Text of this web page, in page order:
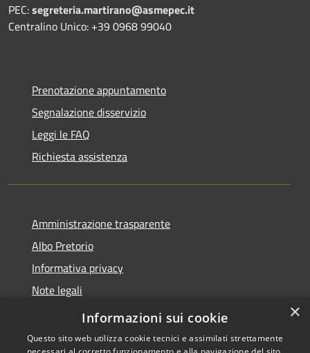
PEC:segreteria.martirano@asmepec.it
Centralino Unico: +39 0968 99040
Prenotazione appuntamento
Segnalazione disservizio
Leggi le FAQ
Richiesta assistenza
Amministrazione trasparente
Albo Pretorio
Informativa privacy
Note legali
Dichiarazione di accessibilità
×
Informazioni sui cookie
Questo sito web utilizza cookie tecnici e assimilati strettamente